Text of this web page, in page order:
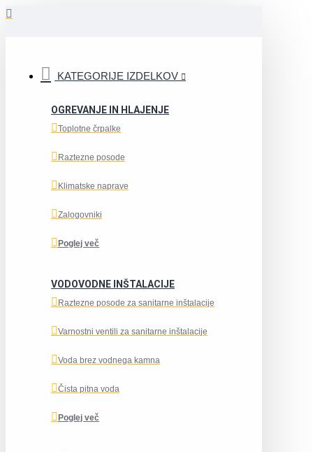
KATEGORIJE IZDELKOV
OGREVANJE IN HLAJENJE
Toplotne črpalke
Raztezne posode
Klimatske naprave
Zalogovniki
Poglej več
VODOVODNE INŠTALACIJE
Raztezne posode za sanitarne inštalacije
Varnostni ventili za sanitarne inštalacije
Voda brez vodnega kamna
Čista pitna voda
Poglej več